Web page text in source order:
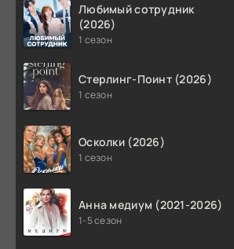
Любимый сотрудник
(2026)
1 сезон
Стерлинг-Поинт (2026)
1 сезон
Осколки (2026)
1 сезон
Анна медиум (2021-2026)
1-5 сезон